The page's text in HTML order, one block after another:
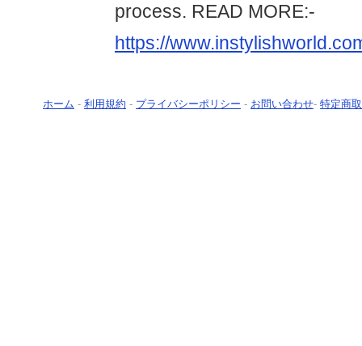
process. READ MORE:-
https://
ホーム - 利用規約 - プライバシーポリシー - お問い合わせ- 特定商